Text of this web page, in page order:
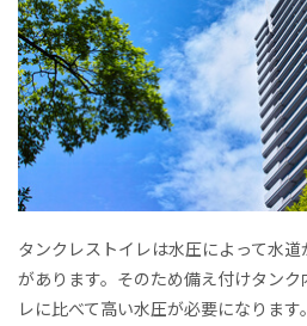
タンクレストイレは水圧によって水
があります。そのため備え付けタン
レに比べて高い水圧が必要になりま